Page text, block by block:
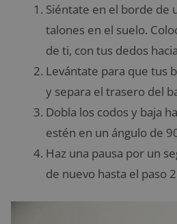
Siéntate en el borde de
talones en el suelo.
de ti, con tus dedos
Levántate para que tus
y separa el trasero del
Dobla los codos y baja
estén en un ángulo de
Haz una pausa por un
de nuevo hasta el paso